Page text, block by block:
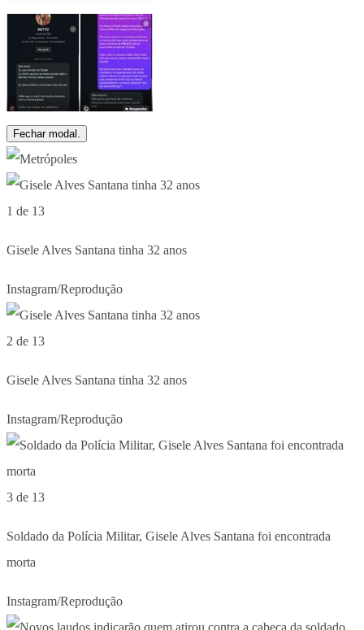
Fechar modal.
1 de 13
Gisele Alves Santana tinha 32 anos
Instagram/Reprodução
2 de 13
Gisele Alves Santana tinha 32 anos
Instagram/Reprodução
3 de 13
Soldado da Polícia Militar, Gisele Alves Santana foi encontrada
morta
Instagram/Reprodução